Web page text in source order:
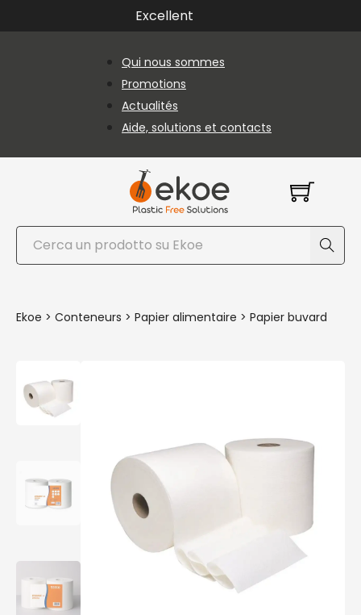
Passer au contenu principal
Passer au pied de page
Excellent
Qui nous sommes
Promotions
Actualités
Aide, solutions et contacts
Rechercher
Ekoe > Conteneurs > Papier alimentaire > Papier buvard